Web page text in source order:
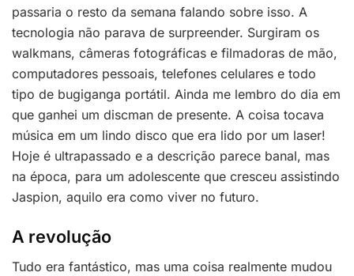
passaria o resto da semana falando sobre isso. A
tecnologia não parava de surpreender. Surgiram os
walkmans, câmeras fotográficas e filmadoras de mão,
computadores pessoais, telefones celulares e todo
tipo de bugiganga portátil. Ainda me lembro do dia em
que ganhei um discman de presente. A coisa tocava
música em um lindo disco que era lido por um laser!
Hoje é ultrapassado e a descrição parece banal, mas
na época, para um adolescente que cresceu assistindo
Jaspion, aquilo era como viver no futuro.
A revolução
Tudo era fantástico, mas uma coisa realmente mudou